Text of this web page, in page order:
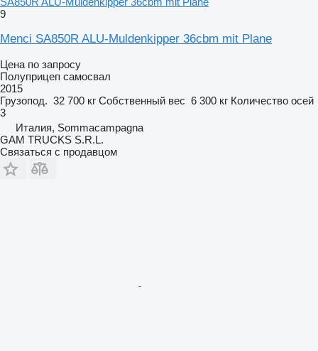
9
Menci SA850R ALU-Muldenkipper 36cbm mit Plane
Цена по запросу
Полуприцеп самосвал
2015
Грузопод. 32 700 кг Собственный вес 6 300 кг Количество осей
3
Италия, Sommacampagna
GAM TRUCKS S.R.L.
Связаться с продавцом